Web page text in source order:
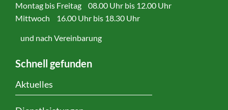
Montag bis Freitag 08.00 Uhr bis 12.00 Uhr
Mittwoch 16.00 Uhr bis 18.30 Uhr
und nach Vereinbarung
Schnell gefunden
Aktuelles